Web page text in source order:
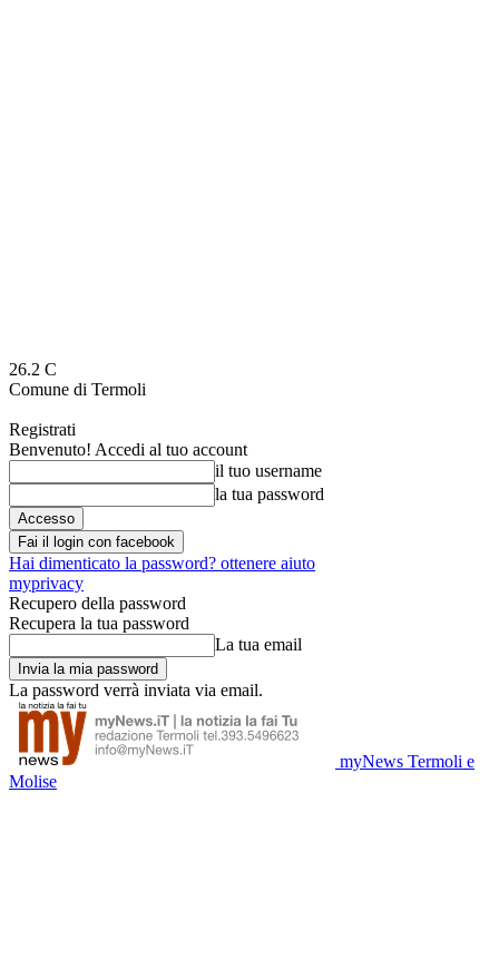
26.2 C
Comune di Termoli
Registrati
Benvenuto! Accedi al tuo account
il tuo username
la tua password
Fai il login con facebook
Hai dimenticato la password? ottenere aiuto
myprivacy
Recupero della password
Recupera la tua password
La tua email
La password verrà inviata via email.
myNews Termoli e
Molise